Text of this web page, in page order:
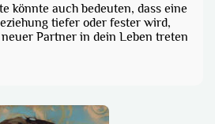
könnte auch bedeuten, dass eine
tiefer oder fester wird,
Partner in dein Leben treten